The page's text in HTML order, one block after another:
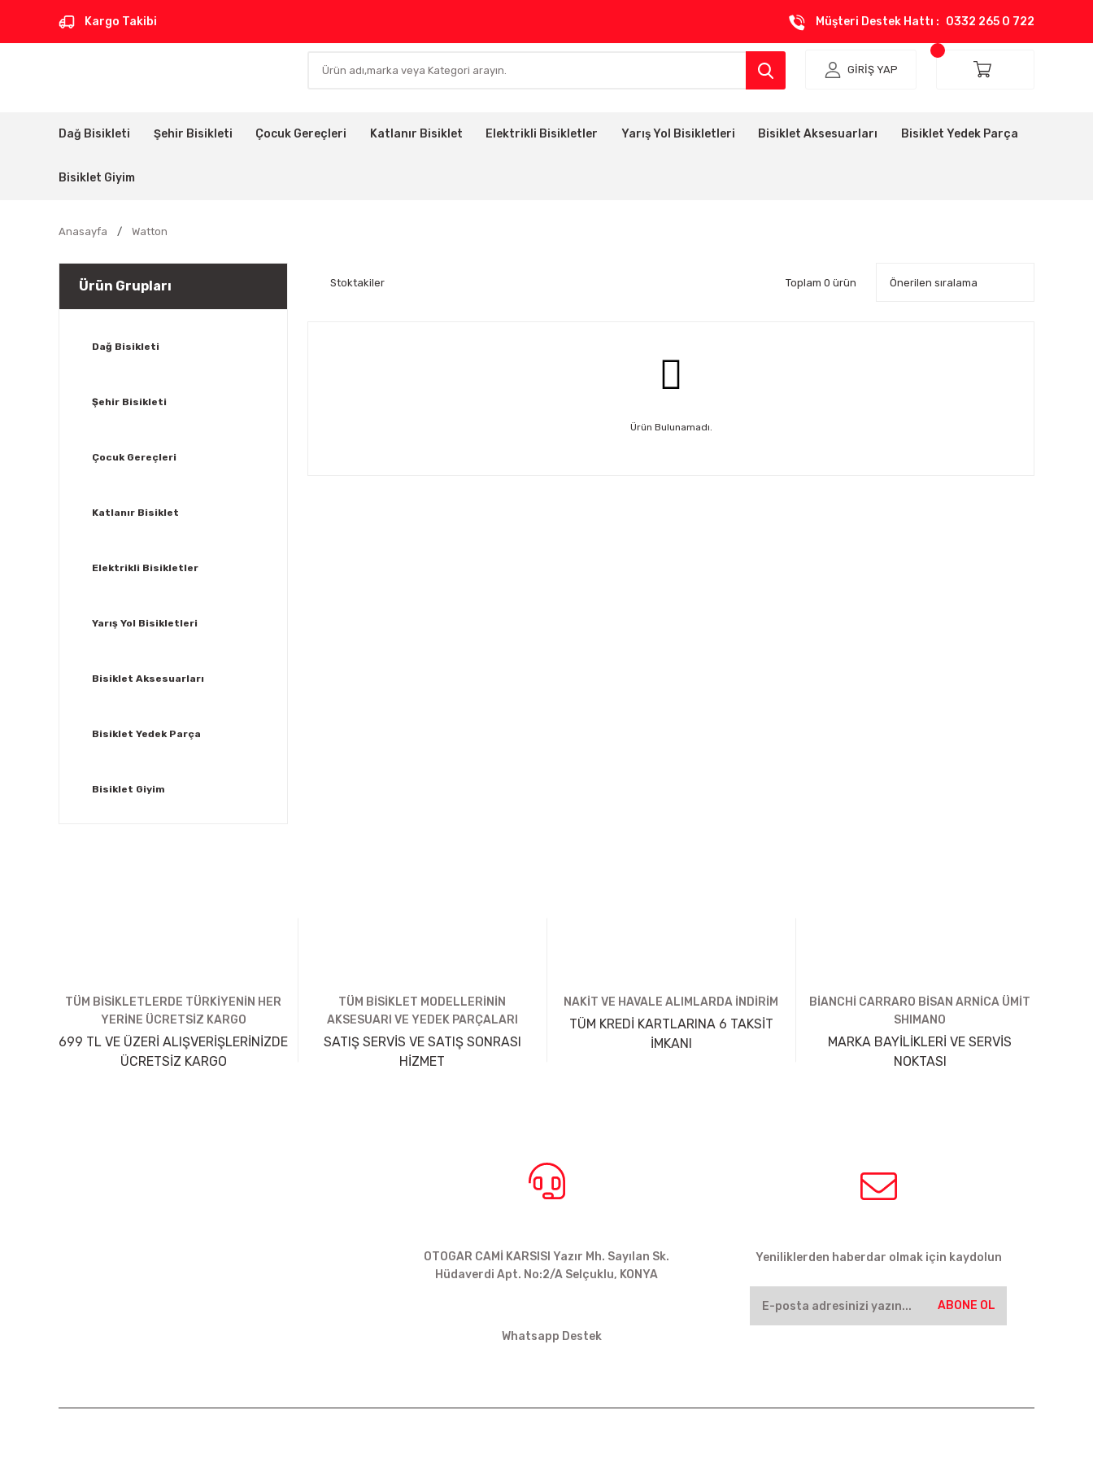
Kargo Takibi Müşteri Destek Hattı : 0332 265 0 722
GİRİŞ YAP
Dağ Bisikleti Şehir Bisikleti Çocuk Gereçleri Katlanır Bisiklet Elektrikli Bisikletler Yarış Yol Bisikletleri Bisiklet Aksesuarları Bisiklet Yedek Parça
Bisiklet Giyim
Anasayfa Watton
Ürün Grupları
Dağ Bisikleti
Şehir Bisikleti
Çocuk Gereçleri
Katlanır Bisiklet
Elektrikli Bisikletler
Yarış Yol Bisikletleri
Bisiklet Aksesuarları
Bisiklet Yedek Parça
Bisiklet Giyim
Stoktakiler Toplam 0 ürün
Ürün Bulunamadı.
TÜM BİSİKLETLERDE TÜRKİYENİN HER
YERİNE ÜCRETSİZ KARGO
699 TL VE ÜZERİ ALIŞVERİŞLERİNİZDE
ÜCRETSİZ KARGO
TÜM BİSİKLET MODELLERİNİN
AKSESUARI VE YEDEK PARÇALARI
SATIŞ SERVİS VE SATIŞ SONRASI
HİZMET
NAKİT VE HAVALE ALIMLARDA İNDİRİM
TÜM KREDİ KARTLARINA 6 TAKSİT
İMKANI
BİANCHİ CARRARO BİSAN ARNİCA ÜMİT
SHIMANO
MARKA BAYİLİKLERİ VE SERVİS
NOKTASI
OTOGAR CAMİ KARSISI Yazır Mh. Sayılan Sk.
Hüdaverdi Apt. No:2/A Selçuklu, KONYA
Whatsapp Destek
Yeniliklerden haberdar olmak için kaydolun
ABONE OL